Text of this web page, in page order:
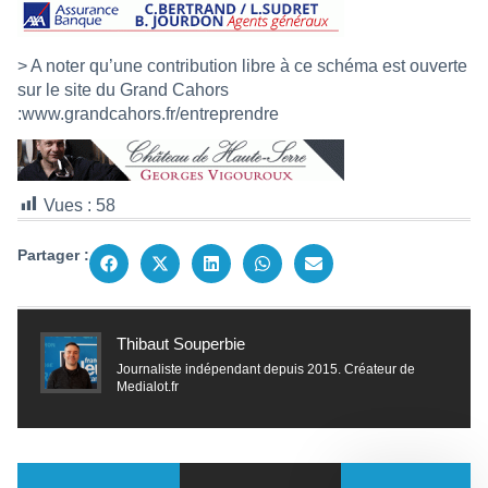
> A noter qu’une contribution libre à ce schéma est ouverte
sur le site du Grand Cahors
:www.grandcahors.fr/entreprendre
Vues : 58
Partager :
Thibaut Souperbie
Journaliste indépendant depuis 2015. Créateur de
Medialot.fr